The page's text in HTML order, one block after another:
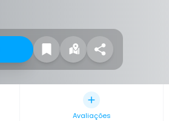
Avaliações